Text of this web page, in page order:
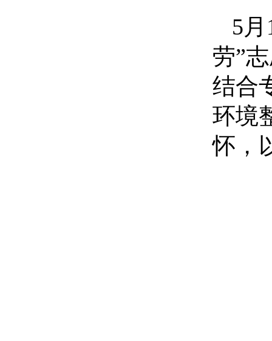
5
劳”
结合
环境
怀，